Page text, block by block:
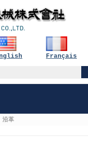
Français
沿革